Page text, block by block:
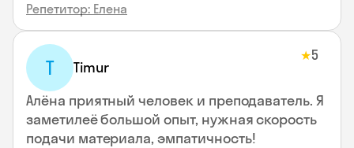
Репетитор: Елена
T Timur
★5
Алёна приятный человек и преподаватель. Я
заметилеё большой опыт, нужная скорость
подачи материала, эмпатичность!